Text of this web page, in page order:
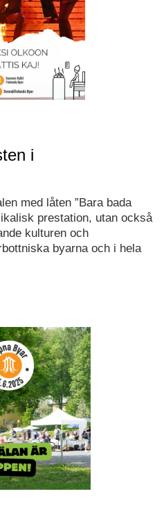
i
med låten ”Bara bada
prestation, utan också
kulturen och
byarna och i hela